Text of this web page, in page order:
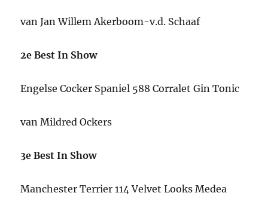
van Jan Willem Akerboom-v.d. Schaaf
2e Best In Show
Engelse Cocker Spaniel 588 Corralet Gin Tonic
van Mildred Ockers
3e Best In Show
Manchester Terrier 114 Velvet Looks Medea